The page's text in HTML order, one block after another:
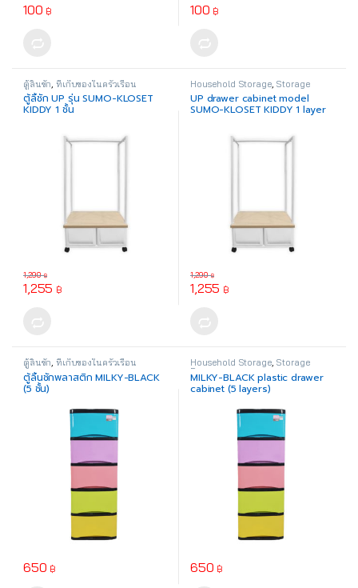
100 ฿ 100 ฿
ตู้ลิ้นชัก ,ที่เก็บของในครัวเรือน
ตู้ลิ้ชัก UP รุ่น SUMO-KLOSET
KIDDY 1 ชั้น
1,255 ฿
1,290฿
Household Storage, Storage
Drawer
UP drawer cabinet model
SUMO-KLOSET KIDDY 1 layer
1,255 ฿
1,290฿
ตู้ลิ้นชัก,ที่เก็บของในครัวเรือน
ตู้ลิ้นชักพลาสติก MILKY-BLACK
(5 ชั้น)
650 ฿
Household Storage, Storage
Drawer
MILKY-BLACK plastic drawer
cabinet (5 layers)
650 ฿